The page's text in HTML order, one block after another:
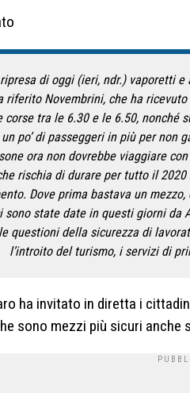
di oggi (ieri, ndr.) vaporetti
riferito Novembrini, che ha
corse tra le 6.30 e le 6.50, nonché
po’ di passeggeri in più per non
ora non dovrebbe viaggiare
rischia di durare per tutto il
Dove prima bastava un
sono state date in questi giorni da
questioni della sicurezza di
l’introito del turismo, i servizi di
ha invitato in diretta i
sono mezzi più sicuri